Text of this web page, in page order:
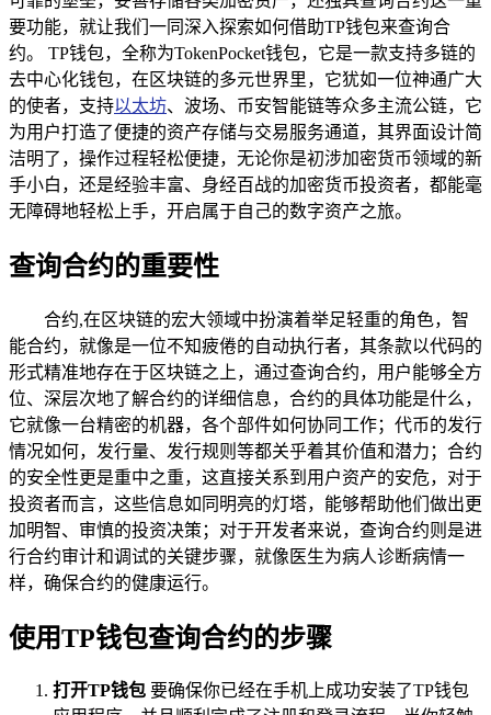
要功能，就让我们一同深入探索如何借助TP钱包来查询合
约。 TP钱包，全称为TokenPocket钱包，它是一款支持多链的
去中心化钱包，在区块链的多元世界里，它犹如一位神通广大
的使者，支持以太坊、波场、币安智能链等众多主流公链，它
为用户打造了便捷的资产存储与交易服务通道，其界面设计简
洁明了，操作过程轻松便捷，无论你是初涉加密货币领域的新
手小白，还是经验丰富、身经百战的加密货币投资者，都能毫
无障碍地轻松上手，开启属于自己的数字资产之旅。
查询合约的重要性
合约,在区块链的宏大领域中扮演着举足轻重的角色，智
能合约，就像是一位不知疲倦的自动执行者，其条款以代码的
形式精准地存在于区块链之上，通过查询合约，用户能够全方
位、深层次地了解合约的详细信息，合约的具体功能是什么，
它就像一台精密的机器，各个部件如何协同工作；代币的发行
情况如何，发行量、发行规则等都关乎着其价值和潜力；合约
的安全性更是重中之重，这直接关系到用户资产的安危，对于
投资者而言，这些信息如同明亮的灯塔，能够帮助他们做出更
加明智、审慎的投资决策；对于开发者来说，查询合约则是进
行合约审计和调试的关键步骤，就像医生为病人诊断病情一
样，确保合约的健康运行。
使用TP钱包查询合约的步骤
打开TP钱包 要确保你已经在手机上成功安装了TP钱包